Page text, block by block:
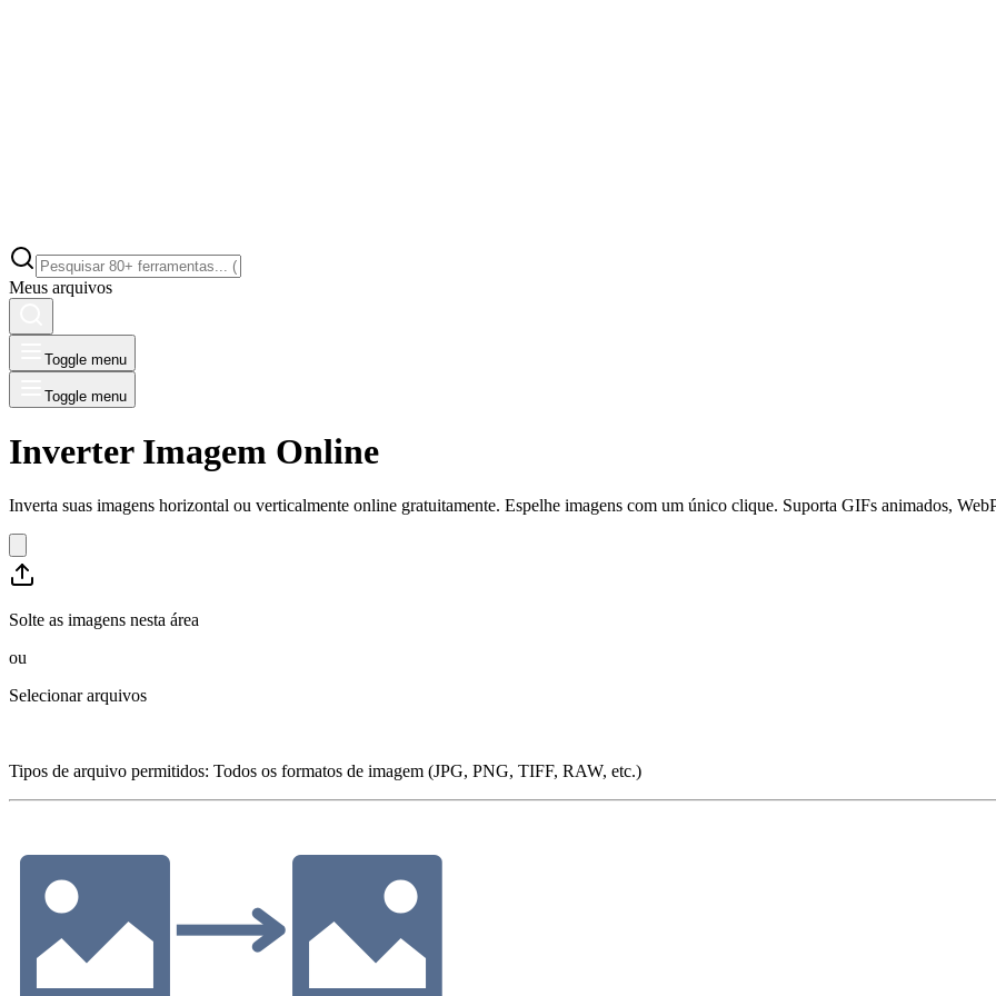
Meus arquivos
Toggle menu
Toggle menu
Inverter Imagem Online
Inverta suas imagens horizontal ou verticalmente online gratuitamente. Espelhe imagens com um único clique. Suporta GIFs animados,
Solte as imagens nesta área
ou
Selecionar arquivos
Tipos de arquivo permitidos: Todos os formatos de imagem (JPG, PNG, TIFF, RAW, etc.)